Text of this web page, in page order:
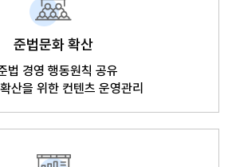
준법문화 확산
법 경영 행동원칙 공유
산을 위한 컨텐츠 운영관리